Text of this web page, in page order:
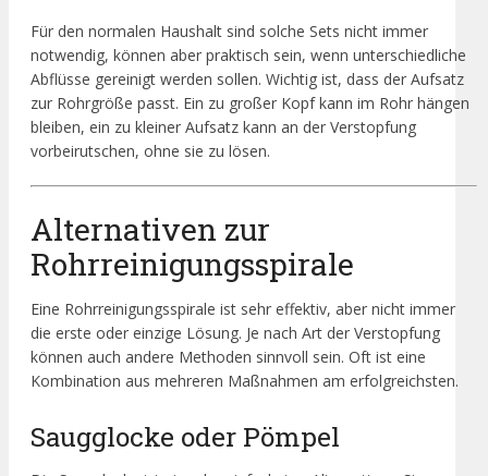
Für den normalen Haushalt sind solche Sets nicht immer
notwendig, können aber praktisch sein, wenn unterschiedliche
Abflüsse gereinigt werden sollen. Wichtig ist, dass der Aufsatz
zur Rohrgröße passt. Ein zu großer Kopf kann im Rohr hängen
bleiben, ein zu kleiner Aufsatz kann an der Verstopfung
vorbeirutschen, ohne sie zu lösen.
Alternativen zur
Rohrreinigungsspirale
Eine Rohrreinigungsspirale ist sehr effektiv, aber nicht immer
die erste oder einzige Lösung. Je nach Art der Verstopfung
können auch andere Methoden sinnvoll sein. Oft ist eine
Kombination aus mehreren Maßnahmen am erfolgreichsten.
Saugglocke oder Pömpel